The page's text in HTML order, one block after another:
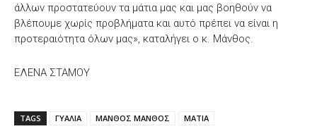
άλλων προστατεύουν τα μάτια μας και μας βοηθούν να
βλέπουμε χωρίς προβλήματα και αυτό πρέπει να είναι η
προτεραιότητα όλων μας», καταλήγει ο κ. Μάνθος.
ΕΛΕΝΑ ΣΤΑΜΟΥ
TAGS ΓΥΑΛΙΑ ΜΑΝΘΟΣ ΜΑΝΘΟΣ ΜΑΤΙΑ